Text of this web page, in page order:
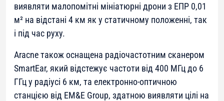
виявляти малопомітні мініатюрні дрони з ЕПР 0,01
м² на відстані 4 км як у статичному положенні, так
і під час руху.
Aracne також оснащена радіочастотним сканером
SmartEar, який відстежує частоти від 400 МГц до 6
ГГц у радіусі 6 км, та електронно-оптичною
станцією від EM&E Group, здатною виявляти цілі на